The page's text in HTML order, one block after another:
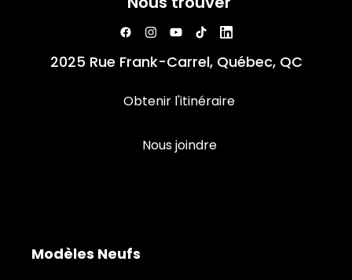
2025 Rue Frank-Carrel, Québec, QC
Obtenir l'itinéraire
Nous joindre
Modèles Neufs